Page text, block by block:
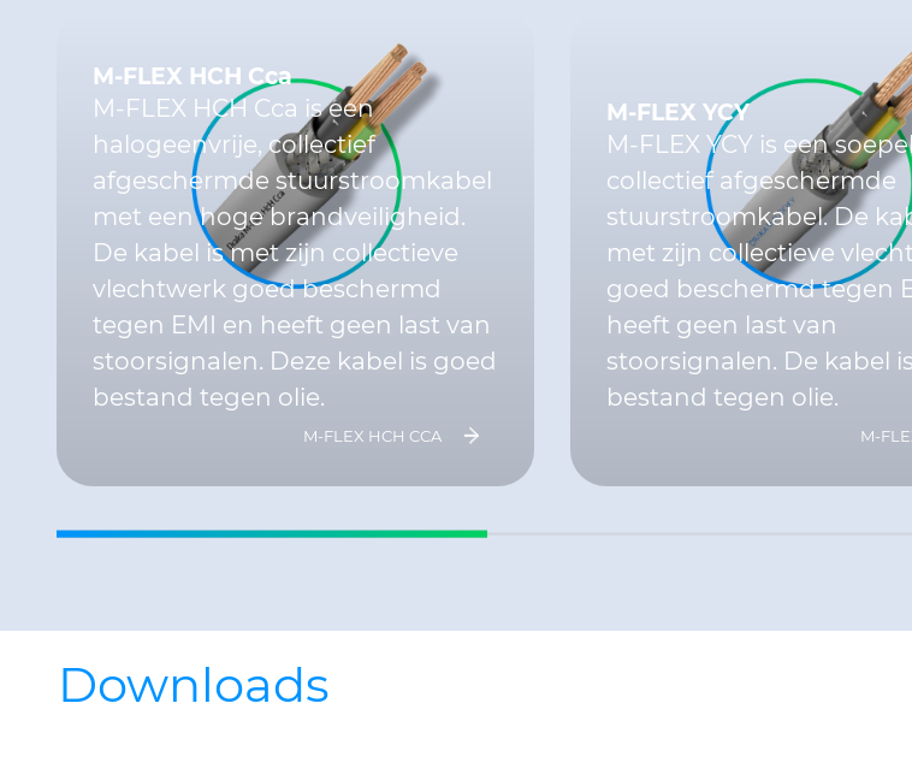
M-FLEX HCH Cca
M-FLEX HCH Cca is een
halogeenvrije, collectief
afgeschermde stuurstroomkabel
met een hoge brandveiligheid.
De kabel is met zijn collectieve
vlechtwerk goed beschermd
tegen EMI en heeft geen last van
stoorsignalen. Deze kabel is goed
bestand tegen olie.
M-FLEX HCH CCA
M-FLEX YCY
M-FLEX YCY is een
collectief afgeschermde
stuurstroomkabel. De
met zijn collectieve
goed beschermd tegen
heeft geen last van
stoorsignalen. De kabel is
bestand tegen olie.
M-
Downloads